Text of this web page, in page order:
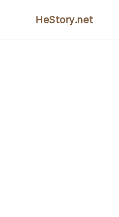
HeStory.net